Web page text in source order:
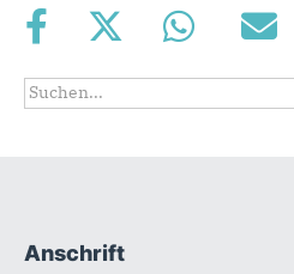
Suchformular
Suche
Fußbereich
Anschrift